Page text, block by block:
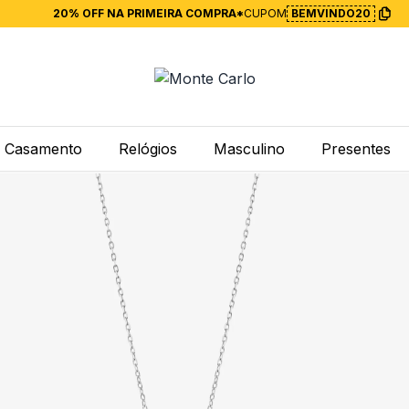
20% OFF NA PRIMEIRA COMPRA*CUPOM BEMVINDO20
Casamento Relógios Masculino Presentes